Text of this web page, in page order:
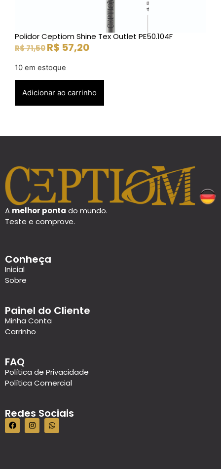
Polidor Ceptiom Shine Tex Outlet PE50.104F
R$71,50R$ 57,20
10 em estoque
Adicionar ao carrinho
A melhor ponta do mundo.
Teste e comprove.
Conheça
Inicial
Sobre
Painel do Cliente
Minha Conta
Carrinho
FAQ
Política de Privacidade
Política Comercial
Redes Sociais